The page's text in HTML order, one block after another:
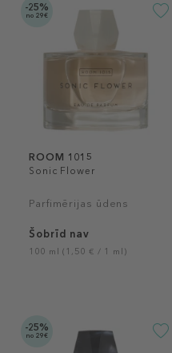
-25%
no 29€
ROOM 1015
Sonic Flower
Parfimērijas ūdens
Šobrīd nav
100 ml (1,50 € / 1 ml)
-25%
no 29€